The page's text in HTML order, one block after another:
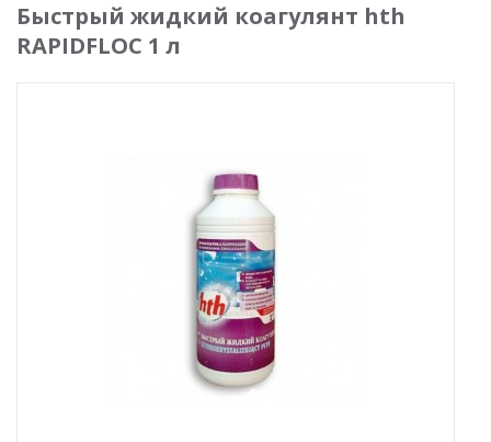
Быстрый жидкий коагулянт hth
RAPIDFLOC 1 л